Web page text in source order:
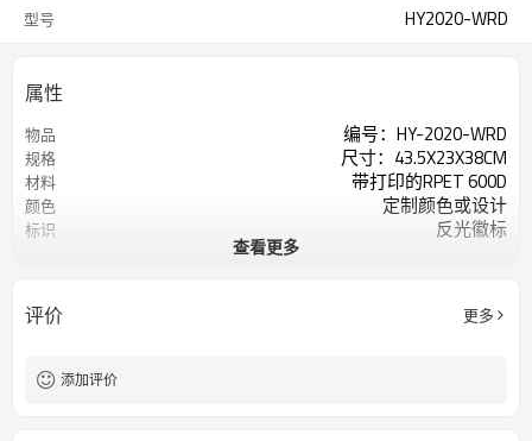
型号 HY2020-WRD
属性
物品 编号：HY-2020-WRD
规格 尺寸：43.5X23X38CM
材料 带打印的RPET 600D
颜色 定制颜色或设计
标识 反光徽标
查看更多
评价 更多
添加评价